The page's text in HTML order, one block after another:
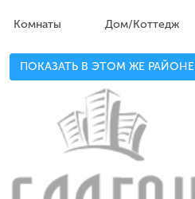
Комнаты Дом/Коттедж
ПОКАЗАТЬ В ЭТОМ ЖЕ РАЙОНЕ